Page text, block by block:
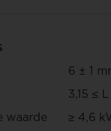
6 ± 1
3,15 ≤
waarde
≥ 4,6